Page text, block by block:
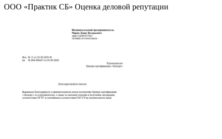
ООО «Практик СБ» Оценка деловой репутации